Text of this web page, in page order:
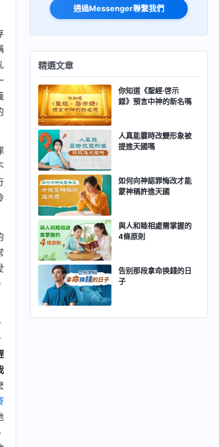
通過Messenger聯繫我們
精選文章
你知道《聖經·啓示
録》預言中神的新名嗎
人真能霎時改變形象被
提進天國嗎
如何向神認罪悔改才能
蒙神稱許進天國
與人和睦相處需掌握的
4條原則
告别那段拿命换錢的日
子